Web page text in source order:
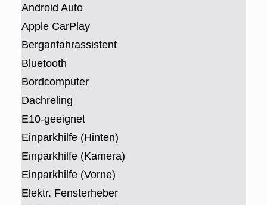
Android Auto
Apple CarPlay
Berganfahrassistent
Bluetooth
Bordcomputer
Dachreling
E10-geeignet
Einparkhilfe (Hinten)
Einparkhilfe (Kamera)
Einparkhilfe (Vorne)
Elektr. Fensterheber